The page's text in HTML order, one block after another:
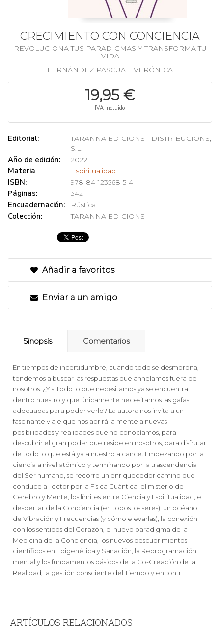
CRECIMIENTO CON CONCIENCIA
REVOLUCIONA TUS PARADIGMAS Y TRANSFORMA TU
VIDA
FERNÁNDEZ PASCUAL, VERÓNICA
19,95 €
IVA incluido
Editorial:
TARANNA EDICIONS I DISTRIBUCIONS,
S.L.
Año de edición: 2022
Materia Espiritualidad
ISBN: 978-84-123568-5-4
Páginas: 342
Encuadernación: Rústica
Colección: TARANNA EDICIONS
Añadir a favoritos
Enviar a un amigo
Sinopsis Comentarios
En tiempos de incertidumbre, cuando todo se desmorona,
tendemos a buscar las respuestas que anhelamos fuera de
nosotros. ¿Y si todo lo que necesitamos ya se encuentra
dentro nuestro y que únicamente necesitamos las gafas
adecuadas para poder verlo? La autora nos invita a un
fascinante viaje que nos abrirá la mente a nuevas
posibilidades y realidades que no conocíamos, para
descubrir el gran poder que reside en nosotros, para disfrutar
de todo lo que está ya a nuestro alcance. Empezando por la
ciencia a nivel atómico y terminando por la trascendencia
del Ser humano, se recorre un enriquecedor camino que
conduce al lector por la Física Cuántica, el misterio de
Cerebro y Mente, los límites entre Ciencia y Espiritualidad, el
despertar de la Conciencia (en todos los seres), un océano
de Vibración y Frecuencias (y cómo elevarlas), la conexión
con los sentidos del Corazón, el nuevo paradigma de la
Medicina de la Conciencia, los nuevos descubrimientos
científicos en Epigenética y Sanación, la Reprogramación
mental y los fundamentos básicos de la Co-Creación de la
Realidad, la gestión consciente del Tiempo y encontr
ARTÍCULOS RELACIONADOS